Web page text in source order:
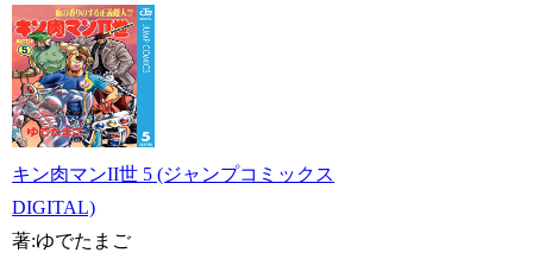
キン肉マンII世 5 (ジャンプコミックス
DIGITAL)
著:ゆでたまご